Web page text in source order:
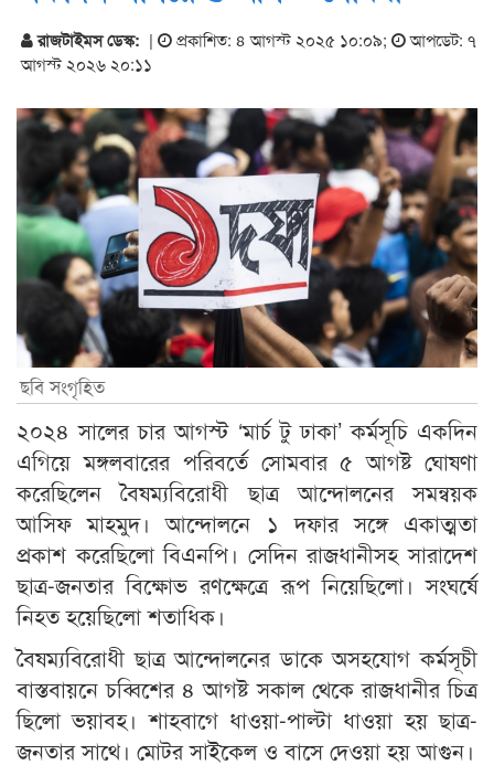
রাজটাইমস ডেস্ক: | প্রকাশিত: ৪ আগস্ট ২০২৫ ১০:০৯;
আপডেট: ৭
আগস্ট ২০২৬ ২০:১১
ছবি সংগৃহিত
২০২৪ সালের চার আগস্ট ‘মার্চ টু ঢাকা’ কর্মসূচি একদিন
এগিয়ে মঙ্গলবারের পরিবর্তে সোমবার ৫ আগষ্ট ঘোষণা
করেছিলেন বৈষম্যবিরোধী ছাত্র আন্দোলনের সমন্বয়ক
আসিফ মাহমুদ। আন্দোলনে ১ দফার সঙ্গে একাত্মতা
প্রকাশ করেছিলো বিএনপি। সেদিন রাজধানীসহ সারাদেশ
ছাত্র-জনতার বিক্ষোভ রণক্ষেত্রে রূপ নিয়েছিলো। সংঘর্ষে
নিহত হয়েছিলো শতাধিক।
বৈষম্যবিরোধী ছাত্র আন্দোলনের ডাকে অসহযোগ কর্মসূচী
বাস্তবায়নে চব্বিশের ৪ আগষ্ট সকাল থেকে রাজধানীর চিত্র
ছিলো ভয়াবহ। শাহবাগে ধাওয়া-পাল্টা ধাওয়া হয় ছাত্র-
জনতার সাথে। মোটর সাইকেল ও বাসে দেওয়া হয় আগুন।